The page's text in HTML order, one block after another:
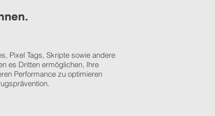
Pixel Tags, Skripte sowie andere
es Dritten ermöglichen, Ihre
Performance zu optimieren